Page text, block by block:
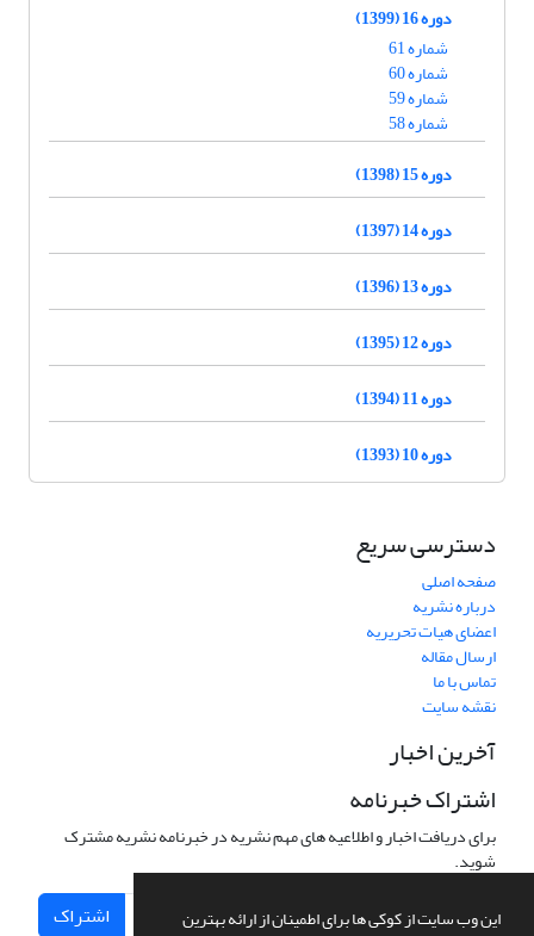
این وب سایت از کوکی ها برای اطمینان از ارائه بهترین
دوره 16 (1399)
شماره 61
شماره 60
شماره 59
شماره 58
دوره 15 (1398)
دوره 14 (1397)
دوره 13 (1396)
دوره 12 (1395)
دوره 11 (1394)
دوره 10 (1393)
دسترسی سریع
صفحه اصلی
درباره نشریه
اعضای هیات تحریریه
ارسال مقاله
تماس با ما
نقشه سایت
آخرین اخبار
اشتراک خبرنامه
برای دریافت اخبار و اطلاعیه های مهم نشریه در خبرنامه نشریه مشترک
شوید.
اشتراک